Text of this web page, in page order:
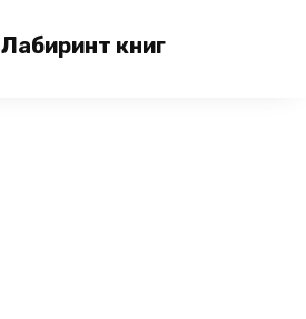
Лабиринт книг